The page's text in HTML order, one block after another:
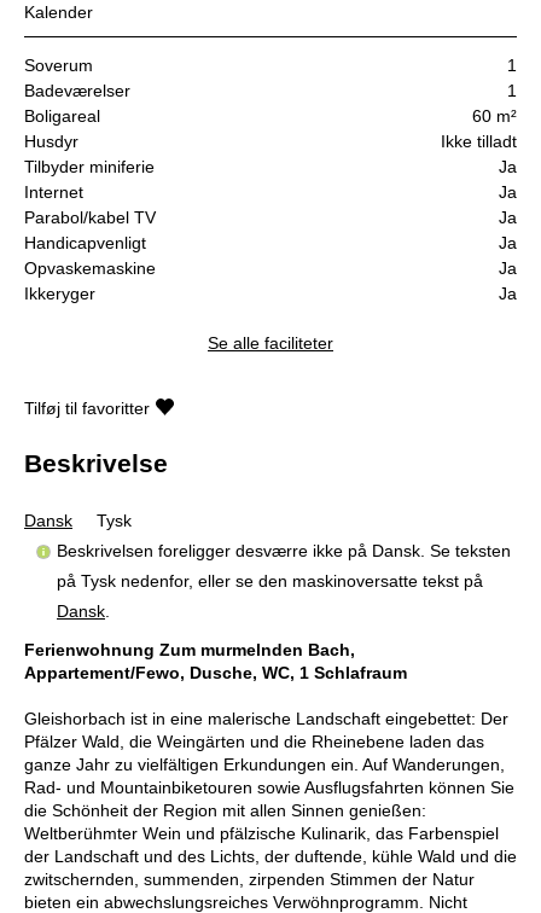
Kalender
Soverum
1
Badeværelser
1
Boligareal
60 m²
Husdyr
Ikke tilladt
Tilbyder miniferie
Ja
Internet
Ja
Parabol/kabel TV
Ja
Handicapvenligt
Ja
Opvaskemaskine
Ja
Ikkeryger
Ja
Se alle faciliteter
Tilføj til favoritter
Beskrivelse
Dansk
Tysk
Beskrivelsen foreligger desværre ikke på Dansk. Se teksten
på Tysk nedenfor, eller se den maskinoversatte tekst på
Dansk
Ferienwohnung Zum murmelnden Bach,
Appartement/Fewo, Dusche, WC, 1 Schlafraum
Gleishorbach ist in eine malerische Landschaft eingebettet: Der
Pfälzer Wald, die Weingärten und die Rheinebene laden das
ganze Jahr zu vielfältigen Erkundungen ein. Auf Wanderungen,
Rad- und Mountainbiketouren sowie Ausflugsfahrten können Sie
die Schönheit der Region mit allen Sinnen genießen:
Weltberühmter Wein und pfälzische Kulinarik, das Farbenspiel
der Landschaft und des Lichts, der duftende, kühle Wald und die
zwitschernden, summenden, zirpenden Stimmen der Natur
bieten ein abwechslungsreiches Verwöhnprogramm. Nicht